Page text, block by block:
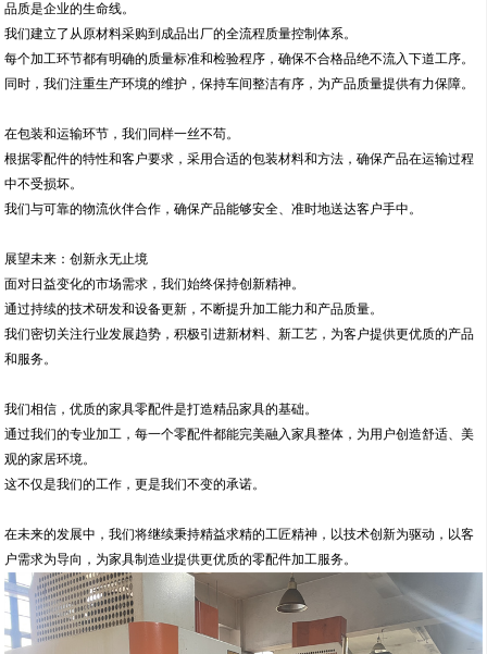
品质是企业的生命线。
我们建立了从原材料采购到成品出厂的全流程质量控制体系。
每个加工环节都有明确的质量标准和检验程序，确保不合格品绝不流入下道工序。
同时，我们注重生产环境的维护，保持车间整洁有序，为产品质量提供有力保障。
在包装和运输环节，我们同样一丝不苟。
根据零配件的特性和客户要求，采用合适的包装材料和方法，确保产品在运输过程
中不受损坏。
我们与可靠的物流伙伴合作，确保产品能够安全、准时地送达客户手中。
展望未来：创新永无止境
面对日益变化的市场需求，我们始终保持创新精神。
通过持续的技术研发和设备更新，不断提升加工能力和产品质量。
我们密切关注行业发展趋势，积极引进新材料、新工艺，为客户提供更优质的产品
和服务。
我们相信，优质的家具零配件是打造精品家具的基础。
通过我们的专业加工，每一个零配件都能完美融入家具整体，为用户创造舒适、美
观的家居环境。
这不仅是我们的工作，更是我们不变的承诺。
在未来的发展中，我们将继续秉持精益求精的工匠精神，以技术创新为驱动，以客
户需求为导向，为家具制造业提供更优质的零配件加工服务。